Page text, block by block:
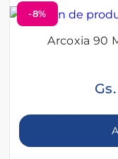
-8%
Arcoxia 90